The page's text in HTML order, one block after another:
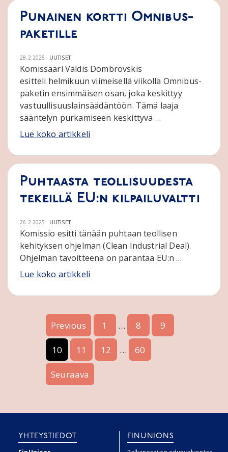
Punainen kortti Omnibus-
paketille
28.2.2025 UUTISET
Komissaari Valdis Dombrovskis
esitteli helmikuun viimeisellä viikolla Omnibus-
paketin ensimmäisen osan, joka keskittyy
vastuullisuuslainsäädäntöön. Tämä laaja
sääntelyn purkamiseen keskittyvä …
Lue koko artikkeli
Puhtaasta teollisuudesta
tekeillä EU:n kilpailuvaltti
26.2.2025 UUTISET
Komissio esitti tänään puhtaan teollisen
kehityksen ohjelman (Clean Industrial Deal).
Ohjelman tavoitteena on parantaa EU:n …
Lue koko artikkeli
Previous 1 … 8 9
10 11 12 … 60
Seuraava
YHTEYSTIEDOT FINUNIONS